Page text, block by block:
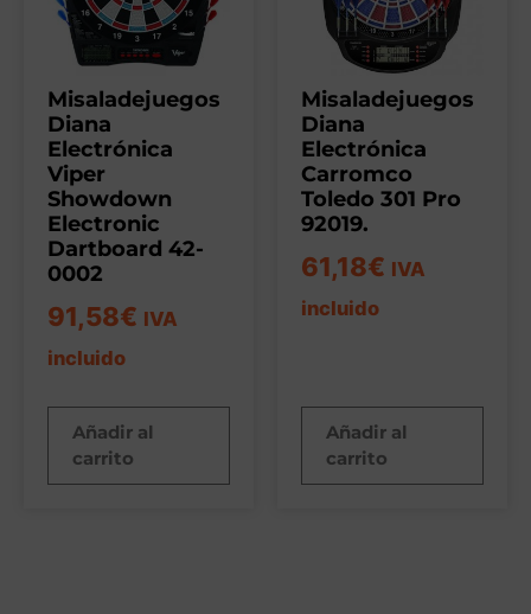
Misaladejuegos
Diana
Electrónica
Viper
Showdown
Electronic
Dartboard 42-
0002
91,58€ IVA
incluido
Añadir al
carrito
Misaladejuegos
Diana
Electrónica
Carromco
Toledo 301 Pro
92019.
61,18€ IVA
incluido
Añadir al
carrito